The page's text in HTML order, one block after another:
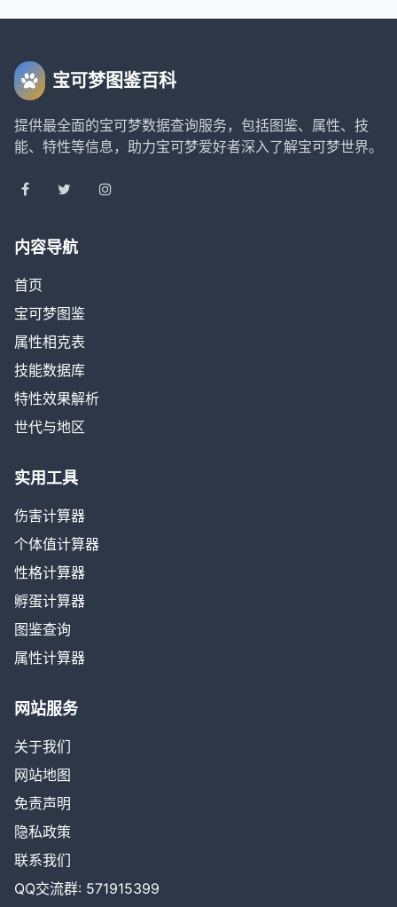
宝可梦图鉴百科
提供最全面的宝可梦数据查询服务，包括图鉴、属性、技
能、特性等信息，助力宝可梦爱好者深入了解宝可梦世界。
内容导航
首页
宝可梦图鉴
属性相克表
技能数据库
特性效果解析
世代与地区
实用工具
伤害计算器
个体值计算器
性格计算器
孵蛋计算器
图鉴查询
属性计算器
网站服务
关于我们
网站地图
免责声明
隐私政策
联系我们
QQ交流群: 571915399